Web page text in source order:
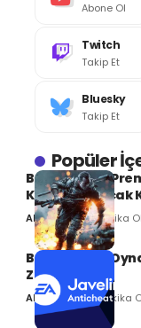
Abone Ol
Twitch
Takip Et
Bluesky
Takip Et
Popüler
Battlefield 4
Kaçırılmayacak
Ali Can SERT1 Dakika
Battlefield 6
Zorundasın!
Ali Can SERT2 Dakika